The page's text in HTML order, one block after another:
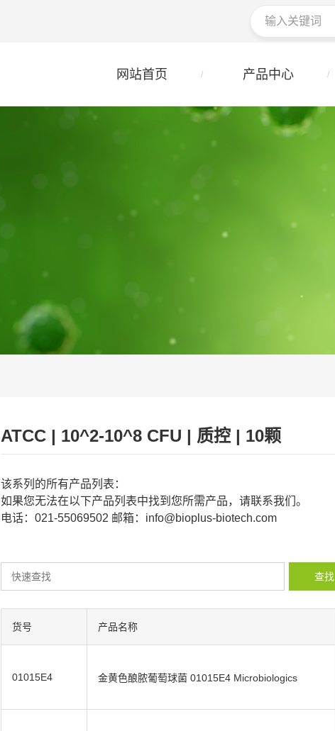
网站首页 产品中心
ATCC | 10^2-10^8 CFU | 质控 | 10颗
该系列的所有产品列表：
如果您无法在以下产品列表中找到您所需产品，请联系我们。
电话：021-55069502 邮箱：info@bioplus-biotech.com
查找
货号 产品名称
01015E4 金黄色酿脓葡萄球菌 01015E4 Microbiologics